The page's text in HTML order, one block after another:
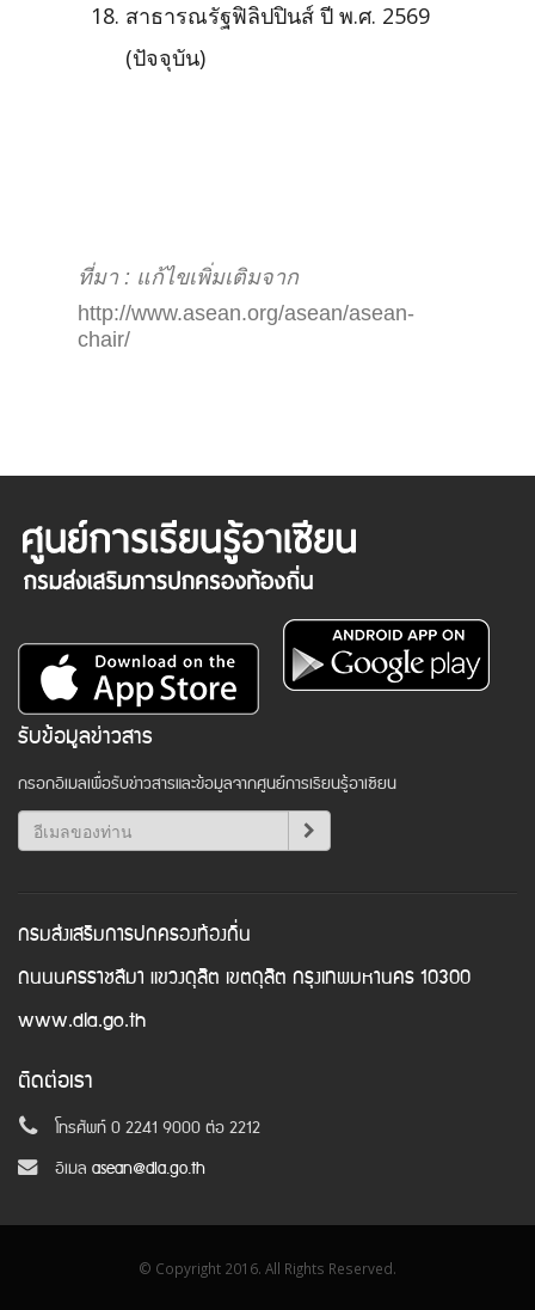
สาธารณรัฐฟิลิปปินส์ ปี พ.ศ. 2569
(ปัจจุบัน)
ที่มา : แก้ไขเพิ่มเติมจาก
http://www.asean.org/asean/asean-
chair/
รับข้อมูลข่าวสาร
กรอกอีเมลเพื่อรับข่าวสารและข้อมูลจากศูนย์การเรียนรู้อาเซียน
กรมส่งเสริมการปกครองท้องถิ่น
ถนนนครราชสีมา แขวงดุสิต เขตดุสิต กรุงเทพมหานคร 10300
www.dla.go.th
ติดต่อเรา
โทรศัพท์ 0 2241 9000 ต่อ 2212
อีเมล asean@dla.go.th
© Copyright 2016. All Rights Reserved.